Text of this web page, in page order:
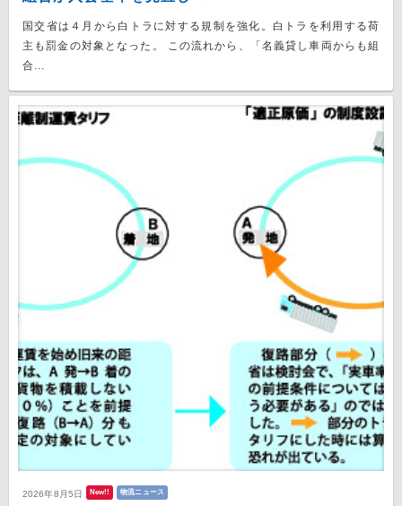
国交省は４月から白トラに対する規制を強化。白トラを利用する荷
主も罰金の対象となった。 この流れから、「名義貸し車両からも組
合...
2026年8月5日 New!! 物流ニュース